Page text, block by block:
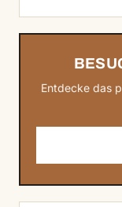
Entdecke das